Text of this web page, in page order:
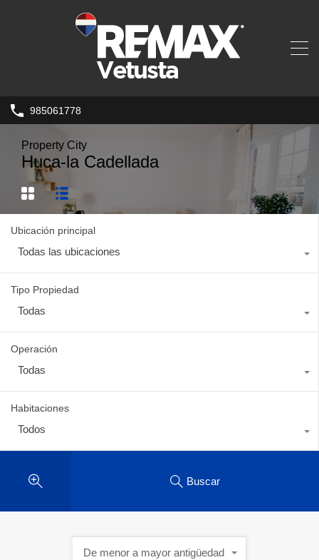
985061778
Property City
Huca-la Cadellada
Ubicación principal
Todas las ubicaciones
Tipo Propiedad
Todas
Operación
Todas
Habitaciones
Todos
Buscar
De menor a mayor antigüedad